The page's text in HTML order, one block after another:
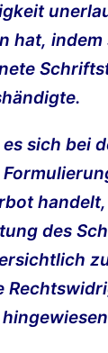
hat, indem
sich bei
des